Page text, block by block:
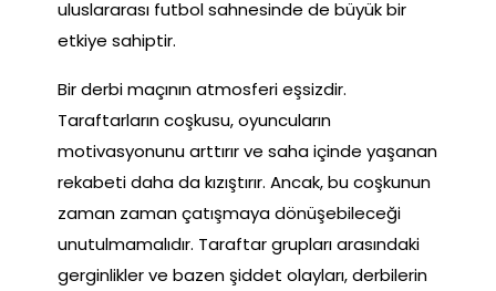
uluslararası futbol sahnesinde de büyük bir
etkiye sahiptir.
Bir derbi maçının atmosferi eşsizdir.
Taraftarların coşkusu, oyuncuların
motivasyonunu arttırır ve saha içinde yaşanan
rekabeti daha da kızıştırır. Ancak, bu coşkunun
zaman zaman çatışmaya dönüşebileceği
unutulmamalıdır. Taraftar grupları arasındaki
gerginlikler ve bazen şiddet olayları, derbilerin